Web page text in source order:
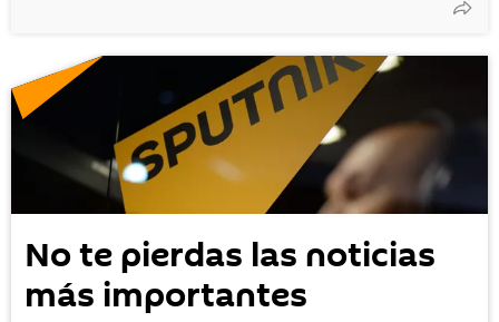
No te pierdas las noticias
más importantes